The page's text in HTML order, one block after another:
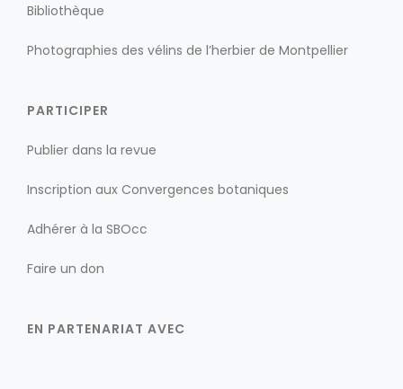
Bibliothèque
Photographies des vélins de l’herbier de Montpellier
PARTICIPER
Publier dans la revue
Inscription aux Convergences botaniques
Adhérer à la SBOcc
Faire un don
EN PARTENARIAT AVEC